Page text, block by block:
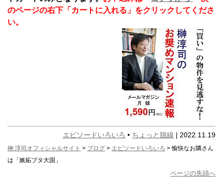
のページの右下「カートに入れる」をクリックしてくださ
い。
エピソードいろいろ • ちょっと脱線 | 2022.11.19
榊 淳司オフィシャルサイト > ブログ > エピソードいろいろ > 愉快なお隣さん
は「嫉妬ブタ大国」
ページの先頭へ